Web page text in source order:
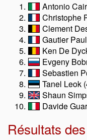
Antonio
Christophe
Clement
Gautier
Ken De
Evgeny
Sebastien
Tanel Leok
Shaun
Davide
Résultats